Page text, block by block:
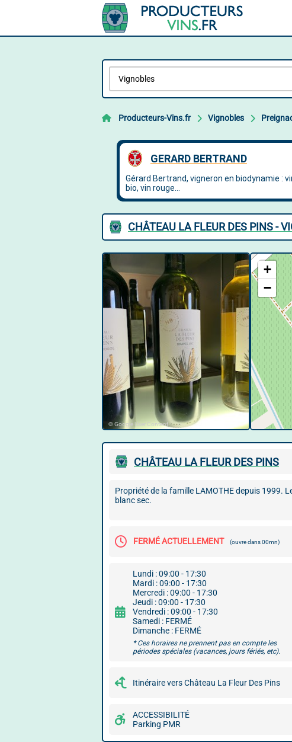
Producteurs-Vins.fr Vignobles
CHÂTEAU LA FLEUR DES PINS -
© Google User Content
+
−
CHÂTEAU LA FLEUR DES PINS
Propriété de la famille LAMOTHE depuis 1999.
blanc sec.
FERMÉ ACTUELLEMENT (ouvre dans 00mn)
Lundi : 09:00 - 17:30
Mardi : 09:00 - 17:30
Mercredi : 09:00 - 17:30
Jeudi : 09:00 - 17:30
Vendredi : 09:00 - 17:30
Samedi : FERMÉ
Dimanche : FERMÉ
* Ces horaires ne prennent pas en compte les
périodes spéciales (vacances, jours fériés, etc).
Itinéraire vers Château La Fleur Des Pins
ACCESSIBILITÉ
Parking PMR